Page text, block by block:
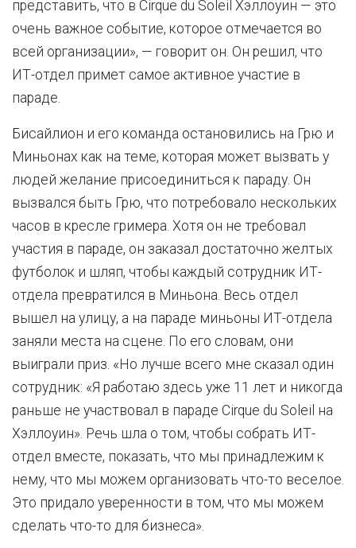
представить, что в Cirque du Soleil Хэллоуин — это
очень важное событие, которое отмечается во
всей организации», — говорит он. Он решил, что
ИТ-отдел примет самое активное участие в
параде.
Бисайлион и его команда остановились на Грю и
Миньонах как на теме, которая может вызвать у
людей желание присоединиться к параду. Он
вызвался быть Грю, что потребовало нескольких
часов в кресле гримера. Хотя он не требовал
участия в параде, он заказал достаточно желтых
футболок и шляп, чтобы каждый сотрудник ИТ-
отдела превратился в Миньона. Весь отдел
вышел на улицу, а на параде миньоны ИТ-отдела
заняли места на сцене. По его словам, они
выиграли приз. «Но лучше всего мне сказал один
сотрудник: «Я работаю здесь уже 11 лет и никогда
раньше не участвовал в параде Cirque du Soleil на
Хэллоуин». Речь шла о том, чтобы собрать ИТ-
отдел вместе, показать, что мы принадлежим к
нему, что мы можем организовать что-то веселое.
Это придало уверенности в том, что мы можем
сделать что-то для бизнеса».